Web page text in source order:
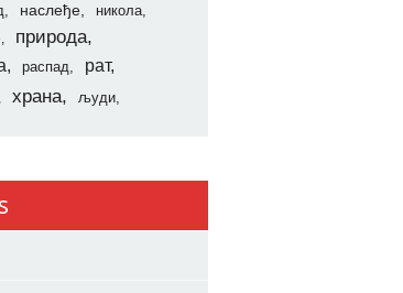
наслеђе
никола
природа
распад рат
храна људи